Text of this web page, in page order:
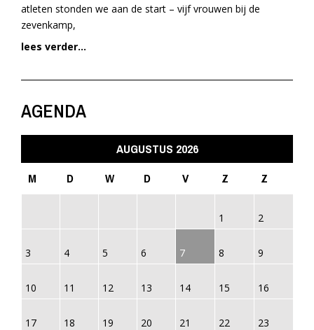
atleten stonden we aan de start – vijf vrouwen bij de
zevenkamp,
lees verder...
AGENDA
AUGUSTUS 2026
M
D W D V Z Z
1 2
3 4 5 6 7 8 9
10 11 12 13 14 15 16
17 18 19 20 21 22 23